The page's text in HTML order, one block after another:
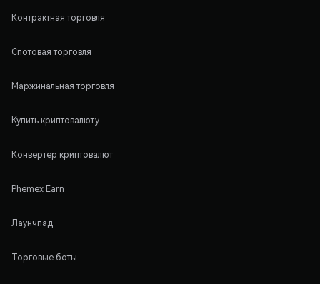
Контрактная торговля
Спотовая торговля
Маржинальная торговля
Купить криптовалюту
Конвертер криптовалют
Phemex Earn
Лаунчпад
Торговые боты